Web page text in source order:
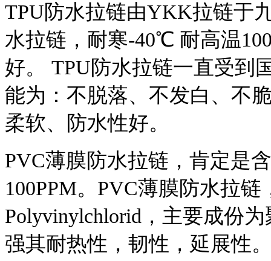
TPU防水拉链由YKK拉链于
水拉链，耐寒-40℃ 耐高温
好。 TPU防水拉链一直受到
能为：不脱落、不发白、不
柔软、防水性好。
PVC薄膜防水拉链，肯定是
100PPM。PVC薄膜防水拉
Polyvinylchlorid，主要成份
强其耐热性，韧性，延展性